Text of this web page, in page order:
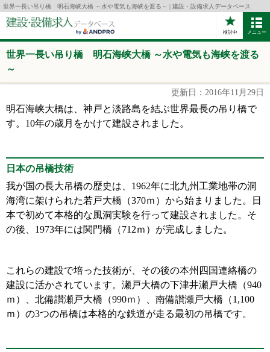
世界一長い吊り橋 明石海峡大橋 ～水や電気も海峡を渡る～ | 建設・設備求人データベース
検討中 メニュー
世界一長い吊り橋 明石海峡大橋 ～水や電気も海峡を渡る
～
更新日：2016年11月29日
明石海峡大橋は、神戸と淡路島を結ぶ世界最長の吊り橋で
す。10年の歳月をかけて建設されました。
日本の吊橋技術
我が国の長大吊橋の歴史は、1962年に北九州工業地帯の洞
海湾に架けられた若戸大橋（370ｍ）から始まりました。日
本で初めて本格的な風洞実験を行って建設されました。そ
の後、1973年には関門橋（712ｍ）が完成しました。
これらの建設で培った技術が、その後の本州四国連絡橋の
建設に活かされています。瀬戸大橋の下津井瀬戸大橋（940
ｍ）、北備讃瀬戸大橋（990ｍ）、南備讃瀬戸大橋（1,100
ｍ）の3つの吊橋は本格的な鉄道が走る最初の吊橋です。